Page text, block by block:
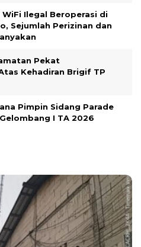
Ilegal Beroperasi di
Sejumlah Perizinan dan
Pekat
Kehadiran Brigif TP
Pimpin Sidang Parade
I TA 2026